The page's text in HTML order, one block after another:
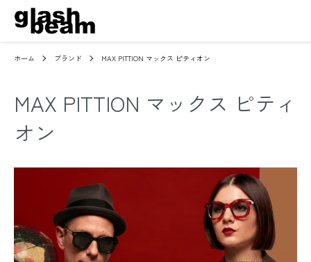
ホーム ブランド MAX PITTION マックス ピティオン
MAX PITTION マックス ピティ
オン